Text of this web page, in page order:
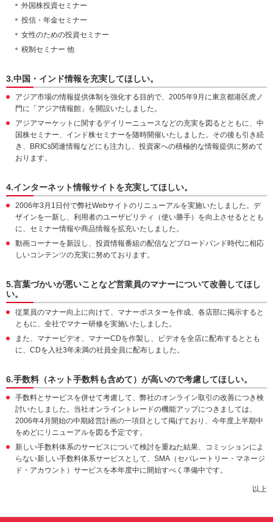
外国株投資セミナー
投信・年金セミナー
女性のための投資セミナー
税制セミナー 他
3.中国・インド情報を充実してほしい。
アジア市場の情報提供体制を強化する目的で、2005年9月に東京都港区虎ノ
門に「アジア情報館」を開設いたしました。
アジアマーケットに関するデイリーニュースなどの充実を図るとともに、中
国株セミナー、インド株セミナーを随時開催いたしました。その後も引き続
き、BRICs関連情報などにも注力し、投資家への積極的な情報提供に努めて
おります。
4.インターネット情報サイトを充実してほしい。
2006年3月1日付で弊社Webサイトのリニューアルを実施いたしました。デ
ザインを一新し、利用者のユーザビリティ（使い勝手）を向上させるととも
に、セミナー情報や商品情報を拡充いたしました。
動画コーナーを新設し、投資情報番組の配信などブロードバンド時代に相応
しいコンテンツの充実に努めております。
5.言葉づかいが悪いことなど営業員のマナーについて改善してほし
い。
従業員のマナー向上に向けて、マナーポスターを作成、各店部に掲示すると
ともに、全社でマナー研修を実施いたしました。
また、マナービデオ、マナーCDを作製し、ビデオを全店に配布するととも
に、CDを入社3年未満の社員全員に配布しました。
6.手数料（ネット手数料も含めて）が高いので考慮してほしい。
手数料とサービスを併せて考慮して、弊社のオンライン取引の改善につき検
討いたしました。当社オンライントレードの機能アップにつきましては、
2006年4月開始の中期経営計画の一項目として掲げており、今年度上半期中
をめどにリニューアルを図る予定です。
新しい手数料体系のサービスについて検討を重ねた結果、コミッションによ
らない新しい手数料体系サービスとして、SMA（セパレートリー・マネージ
ド・アカウント）サービスを本年度中に開始すべく準備中です。
以上